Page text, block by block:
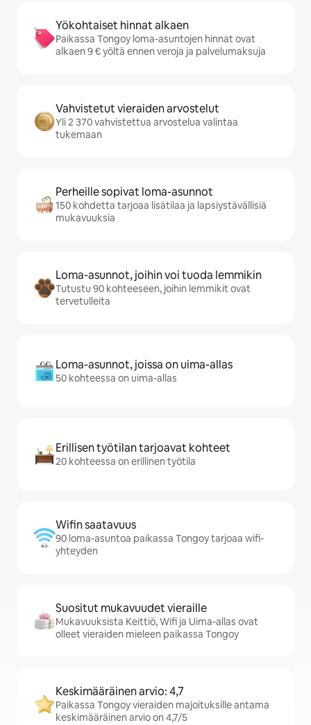
Yökohtaiset hinnat alkaen
Paikassa Tongoy loma-asuntojen hinnat ovat
alkaen 9 € yöltä ennen veroja ja palvelumaksuja
Vahvistetut vieraiden arvostelut
Yli 2 370 vahvistettua arvostelua valintaa
tukemaan
Perheille sopivat loma-asunnot
150 kohdetta tarjoaa lisätilaa ja lapsiystävällisiä
mukavuuksia
Loma-asunnot, joihin voi tuoda lemmikin
Tutustu 90 kohteeseen, joihin lemmikit ovat
tervetulleita
Loma-asunnot, joissa on uima-allas
50 kohteessa on uima-allas
Erillisen työtilan tarjoavat kohteet
20 kohteessa on erillinen työtila
Wifin saatavuus
90 loma-asuntoa paikassa Tongoy tarjoaa wifi-
yhteyden
Suositut mukavuudet vieraille
Mukavuuksista Keittiö, Wifi ja Uima-allas ovat
olleet vieraiden mieleen paikassa Tongoy
Keskimääräinen arvio: 4,7
Paikassa Tongoy vieraiden majoituksille antama
keskimääräinen arvio on 4,7/5